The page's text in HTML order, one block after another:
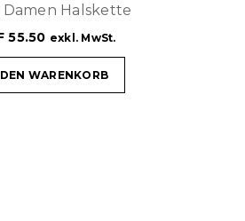
Damen Halskette
55.50 exkl. MwSt.
WARENKORB